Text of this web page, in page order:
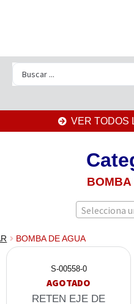
VER TODOS
BOMBA
Selecciona
BOMBA DE AGUA
S-00558-0
AGOTADO
RETEN EJE DE